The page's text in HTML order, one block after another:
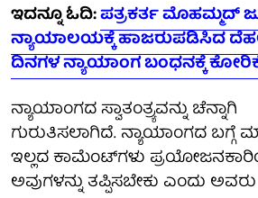
ಇದನ್ನೂ ಓದಿ:ಪತ್ರಕರ್ತ ಮೊಹಮ್ಮದ್
ನ್ಯಾಯಾಲಯಕ್ಕೆ ಹಾಜರುಪಡಿಸಿದ
ದಿನಗಳ ನ್ಯಾಯಾಂಗ ಬಂಧನಕ್ಕೆ
ನ್ಯಾಯಾಂಗದ ಸ್ವಾತಂತ್ರ್ಯವನ್ನು ಚೆನ್ನಾಗಿ
ಗುರುತಿಸಲಾಗಿದೆ. ನ್ಯಾಯಾಂಗದ ಬಗ್ಗೆ
ಇಲ್ಲದ ಕಾಮೆಂಟ್‌ಗಳು
ಅವುಗಳನ್ನು ತಪ್ಪಿಸಬೇಕು ಎಂದು